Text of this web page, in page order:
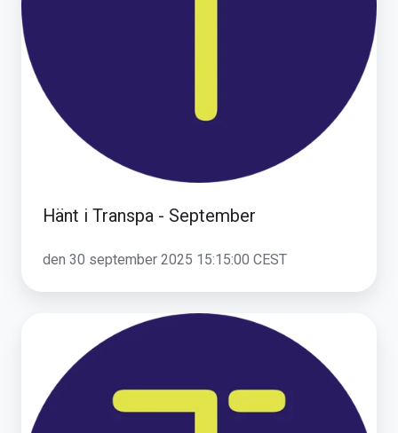
Hänt i Transpa - September
den 30 september 2025 15:15:00 CEST
släp